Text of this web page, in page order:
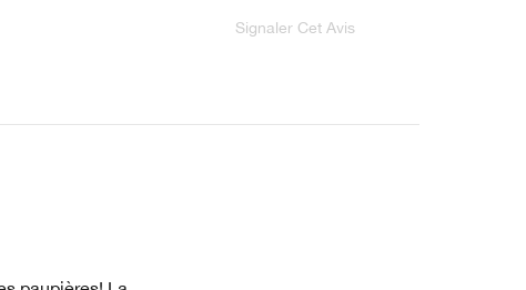
Signaler Cet Avis